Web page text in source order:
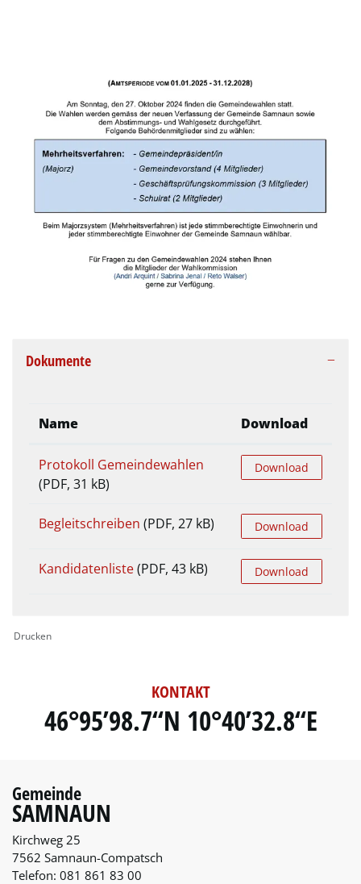
Dokumente
Name Download
Protokoll Gemeindewahlen
(PDF, 31 kB)
Download
Begleitschreiben (PDF, 27 kB) Download
Kandidatenliste(PDF, 43 kB) Download
Drucken
46°95’98.7“N 10°40’32.8“E
KONTAKT
Gemeinde
SAMNAUN
Kirchweg 25
7562 Samnaun-Compatsch
Telefon: 081 861 83 00